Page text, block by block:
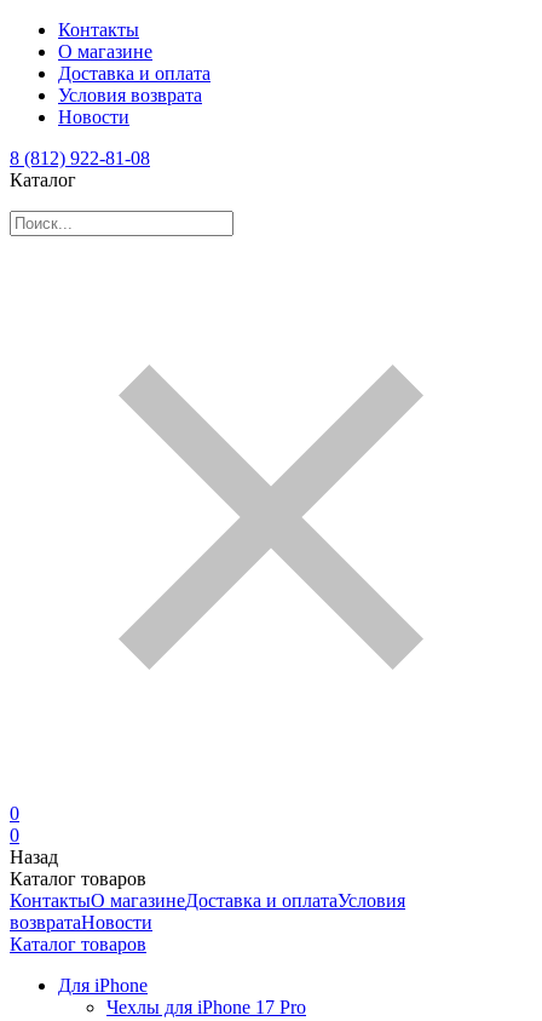
Контакты
О магазине
Доставка и оплата
Условия возврата
Новости
8 (812) 922-81-08
Каталог
0
0
Назад
Каталог товаров
КонтактыО магазинеДоставка и оплатаУсловия
возвратаНовости
Каталог товаров
Для iPhone
Чехлы для iPhone 17 Pro